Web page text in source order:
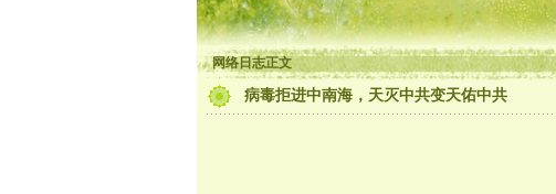
网络日志正文
病毒拒进中南海，天灭中共变天佑中共